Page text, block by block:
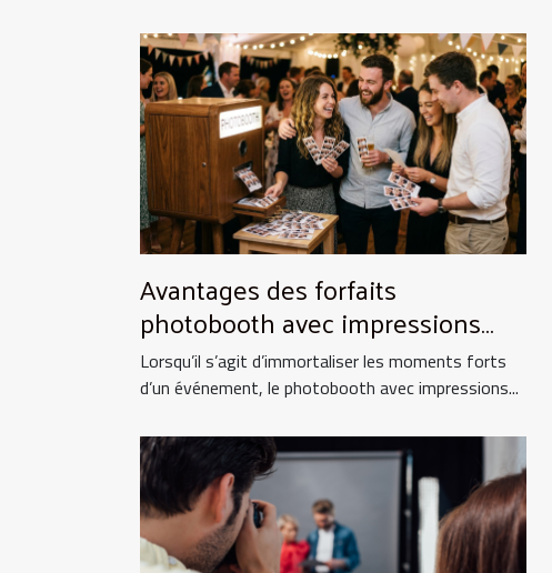
Avantages des forfaits
photobooth avec impressions
illimitées
Lorsqu’il s’agit d’immortaliser les moments forts
d’un événement, le photobooth avec impressions...